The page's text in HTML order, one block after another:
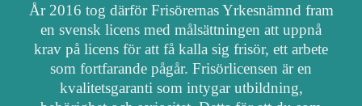
År 2016 tog därför Frisörernas Yrkesnämnd fram
en svensk licens med målsättningen att uppnå
krav på licens för att få kalla sig frisör, ett arbete
som fortfarande pågår. Frisörlicensen är en
kvalitetsgaranti som intygar utbildning,